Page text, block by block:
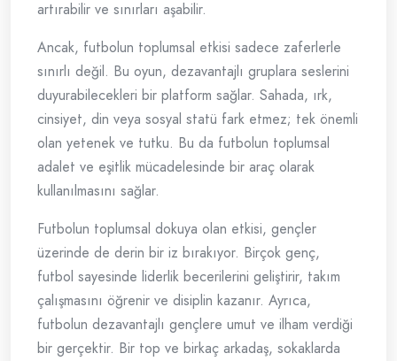
artırabilir ve sınırları aşabilir.
Ancak, futbolun toplumsal etkisi sadece zaferlerle
sınırlı değil. Bu oyun, dezavantajlı gruplara seslerini
duyurabilecekleri bir platform sağlar. Sahada, ırk,
cinsiyet, din veya sosyal statü fark etmez; tek önemli
olan yetenek ve tutku. Bu da futbolun toplumsal
adalet ve eşitlik mücadelesinde bir araç olarak
kullanılmasını sağlar.
Futbolun toplumsal dokuya olan etkisi, gençler
üzerinde de derin bir iz bırakıyor. Birçok genç,
futbol sayesinde liderlik becerilerini geliştirir, takım
çalışmasını öğrenir ve disiplin kazanır. Ayrıca,
futbolun dezavantajlı gençlere umut ve ilham verdiği
bir gerçektir. Bir top ve birkaç arkadaş, sokaklarda